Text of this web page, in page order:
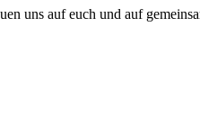
uns auf euch und auf